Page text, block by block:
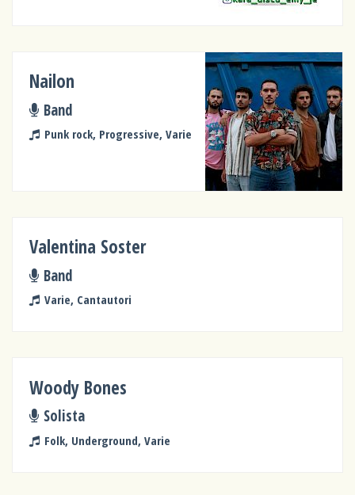
Nailon
Band
Punk rock, Progressive, Varie
Valentina Soster
Band
Varie, Cantautori
Woody Bones
Solista
Folk, Underground, Varie